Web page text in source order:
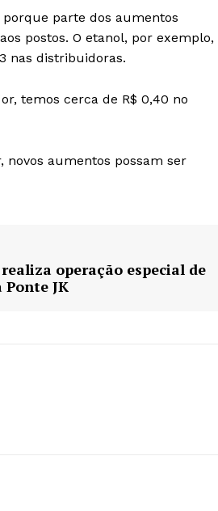
porque parte dos aumentos
postos. O etanol, por exemplo,
nas distribuidoras.
temos cerca de R$ 0,40 no
novos aumentos possam ser
operação especial de
JK